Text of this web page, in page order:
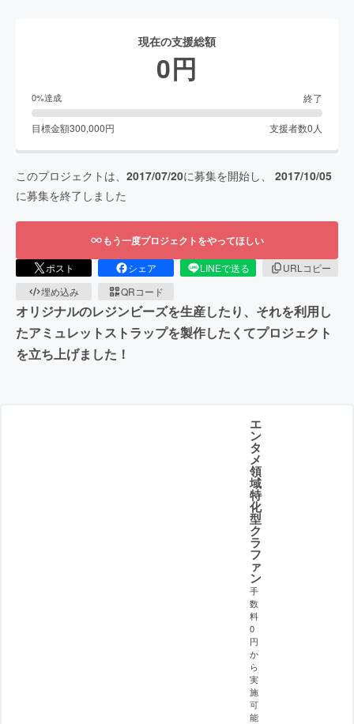
現在の支援総額
0円
0%達成 終了
目標金額300,000円 支援者数0 人
このプロジェクトは、 2017/07/20に募集を開始し、 2017/10/05
に募集を終了しました
もう一度プロジェクトをやってほしい
ポスト シェア LINEで送る
URLコピー
埋め込み
QRコード
オリジナルのレジンビーズを生産したり、それを利用し
たアミュレットストラップを製作したくてプロジェクト
を立ち上げました！
エ
ン
タ
メ
領
域
特
化
型
ク
ラ
フ
ァ
ン
手
数
料
0
円
か
ら
実
施
可
能